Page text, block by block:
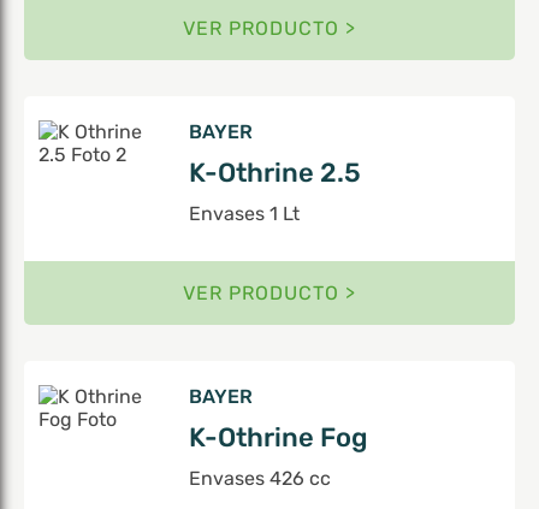
VER PRODUCTO >
BAYER
K-Othrine 2.5
Envases 1 Lt
VER PRODUCTO >
BAYER
K-Othrine Fog
Envases 426 cc